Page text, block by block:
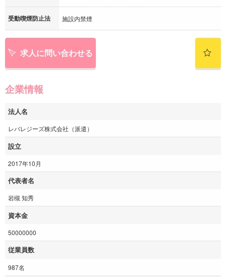
受動喫煙防止法 施設内禁煙
求人に問い合わせる
企業情報
法人名
レバレジーズ株式会社（派遣）
設立
2017年10月
代表者名
岩槻 知秀
資本金
50000000
従業員数
987名